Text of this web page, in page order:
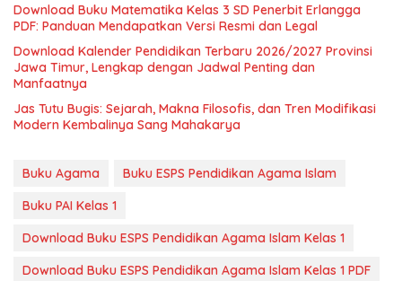
Download Buku Matematika Kelas 3 SD Penerbit Erlangga
PDF: Panduan Mendapatkan Versi Resmi dan Legal
Download Kalender Pendidikan Terbaru 2026/2027 Provinsi
Jawa Timur, Lengkap dengan Jadwal Penting dan
Manfaatnya
Jas Tutu Bugis: Sejarah, Makna Filosofis, dan Tren Modifikasi
Modern Kembalinya Sang Mahakarya
Buku Agama
Buku ESPS Pendidikan Agama Islam
Buku PAI Kelas 1
Download Buku ESPS Pendidikan Agama Islam Kelas 1
Download Buku ESPS Pendidikan Agama Islam Kelas 1 PDF